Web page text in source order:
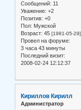
Сообщений: 11
Уважение: +2
Позитив: +0
Пол: Мужской
Возраст: 45 [1981-05-29]
Провел на форуме:
3 часа 43 минуты
Последний визит:
2008-02-24 12:12:37
Кириллов Кирилл
Администратор